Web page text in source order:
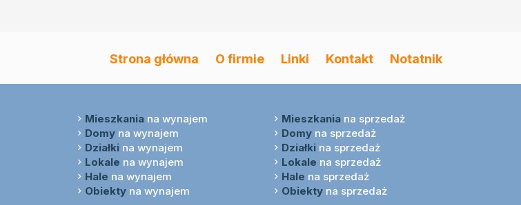
Strona główna O firmie Linki Kontakt Notatnik
Mieszkania na wynajem
Domy na wynajem
Działki na wynajem
Lokale na wynajem
Hale na wynajem
Obiekty na wynajem
Mieszkania na sprzedaż
Domy na sprzedaż
Działki na sprzedaż
Lokale na sprzedaż
Hale na sprzedaż
Obiekty na sprzedaż